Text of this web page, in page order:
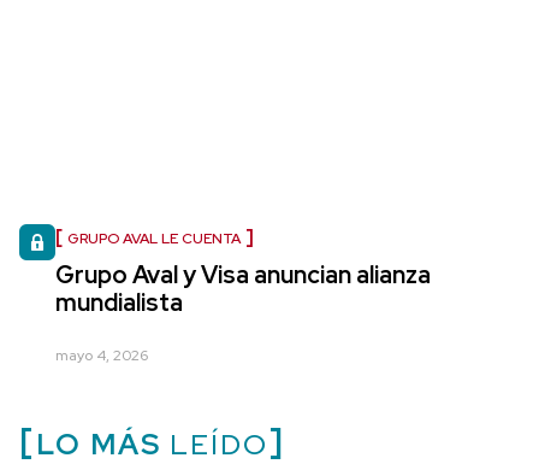
GRUPO AVAL LE CUENTA
Grupo Aval y Visa anuncian alianza
mundialista
mayo 4, 2026
LO MÁS LEÍDO